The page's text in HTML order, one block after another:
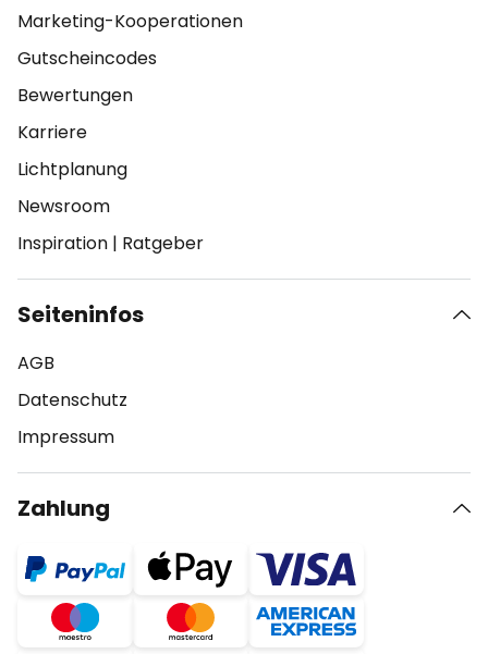
Marketing-Kooperationen
Gutscheincodes
Bewertungen
Karriere
Lichtplanung
Newsroom
Inspiration | Ratgeber
Seiteninfos
AGB
Datenschutz
Impressum
Zahlung